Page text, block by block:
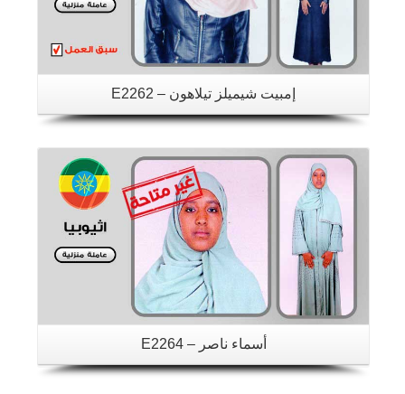
إمبيت شيميلز تيلاهون – E2262
أسماء ناصر – E2264